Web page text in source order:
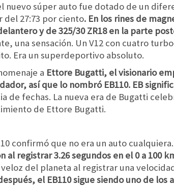
nuevo súper auto fue dotado de un
del 27:73 por ciento. En los rines de
y de 325/30 ZR18 en la parte
una sensación. Un V12 con cuatro
Era un superdeportivo absoluto.
a Ettore Bugatti, el visionario
así que lo nombró EB110. EB
de fechas. La nueva era de Bugatti
de Ettore Bugatti.
confirmó que no era un auto cualquiera.
al registrar 3.26 segundos en el 0 a 100
del planeta al registrar una
el EB110 sigue siendo uno de los